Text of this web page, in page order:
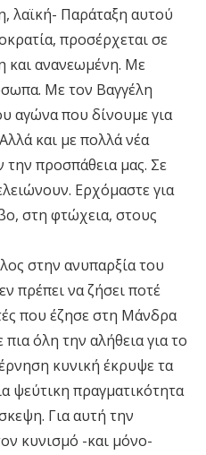
λαϊκή- Παράταξη αυτού
προσέρχεται σε
και ανανεωμένη. Με
Με τον Βαγγέλη
αγώνα που δίνουμε για
και με πολλά νέα
προσπάθεια μας. Σε
Ερχόμαστε για
στη φτώχεια, στους
στην ανυπαρξία του
πρέπει να ζήσει ποτέ
που έζησε στη Μάνδρα
πια όλη την αλήθεια για το
κυνική έκρυψε τα
ψεύτικη πραγματικότητα
Για αυτή την
κυνισμό -και μόνο-